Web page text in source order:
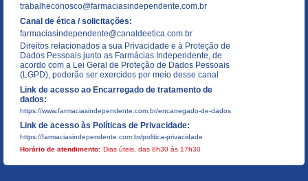
trabalheconosco@farmaciasindependente.com.br
Canal de ética / solicitações:
farmaciasindependente@canaldeetica.com.br
Direitos relacionados a sua Privacidade e à Proteção de
Dados Pessoais junto as Farmácias Independente, de
acordo com a Lei Geral de Proteção de Dados Pessoais
(LGPD), poderão ser exercidos por meio desse canal
Link de acesso ao Encarregado de tratamento de
dados:
https://www.farmaciasindependente.com.br/encarregado-de-dados
Link de acesso às Políticas de Privacidade:
https://farmaciasindependente.com.br/politica-privacidade
Horário de atendimento: Dias úteis, das 8h30 às 17h30